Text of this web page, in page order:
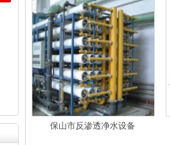
保山市反渗透净水设备